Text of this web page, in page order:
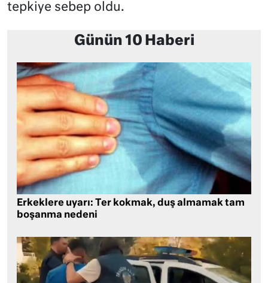
tepkiye sebep oldu.
Günün 10 Haberi
Erkeklere uyarı: Ter kokmak, duş almamak tam
boşanma nedeni